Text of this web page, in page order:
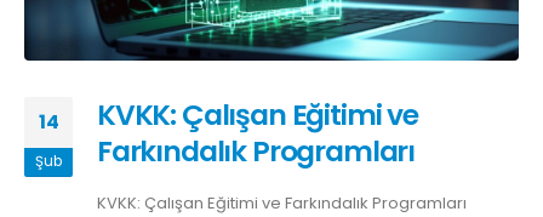
14
Şub
KVKK: Çalışan Eğitimi ve
Farkındalık Programları
KVKK: Çalışan Eğitimi ve Farkındalık Programları